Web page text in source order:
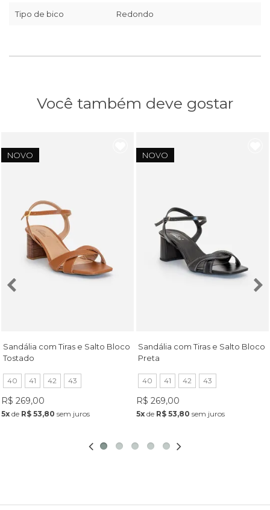
Tipo de bico Redondo
Você também deve gostar
NOVO
Sandália com Tiras e Salto Bloco
Tostado
40 41 42 43
R$ 269,00
5x de R$ 53,80 sem juros
NOVO
Sandália com Tiras e Salto Bloco
Preta
40 41 42 43
R$ 269,00
5x de R$ 53,80 sem juros